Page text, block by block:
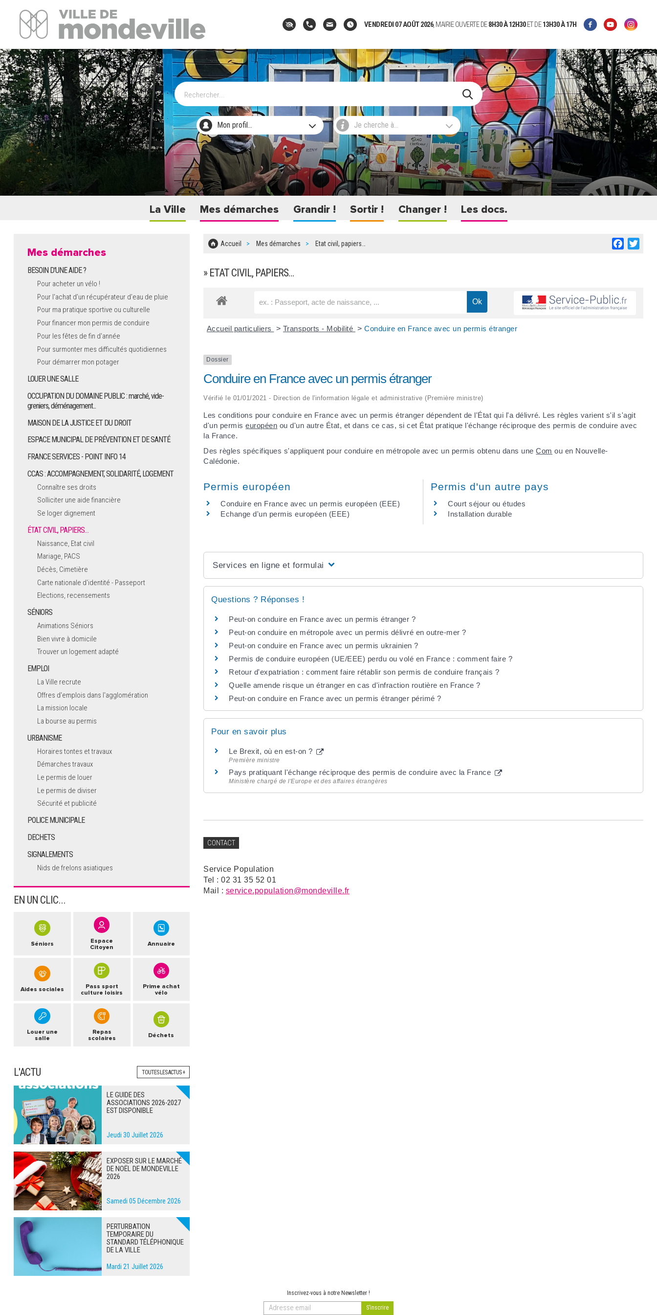
Site Officiel de la ville de Mondeville
VENDREDI 07 AOÛT 2026, MAIRIE OUVERTE DE8H30 À 12H30ET DE13H30 À 17H
Mon profil... Je cherche à...
La Ville Mes démarches Grandir ! Sortir ! Changer ! Les docs.
Facebook
Accueil Mes démarches Etat civil, papiers…
» ETAT CIVIL, PAPIERS…
Accueil particuliers > Transports - Mobilité > Conduire en France avec un permis étranger
Dossier
Conduire en France avec un permis étranger
Vérifié le 01/01/2021 - Direction de l'information légale et administrative (Première ministre)
Les conditions pour conduire en France avec un permis étranger dépendent de l'État qui l'a délivré. Les règles varient s'il s'agit
d'un permiseuropéen ou d'un autre État, et dans ce cas, si cet État pratique l'échange réciproque des permis de conduire avec
la France.
Des règles spécifiques s'appliquent pour conduire en métropole avec un permis obtenu dans uneCom ou en Nouvelle-
Calédonie.
Permis européen
Conduire en France avec un permis européen (EEE)
Echange d'un permis européen (EEE)
Permis d'un autre pays
Court séjour ou études
Installation durable
Services en ligne et formulaires
Questions ? Réponses !
Peut-on conduire en France avec un permis étranger ?
Peut-on conduire en métropole avec un permis délivré en outre-mer ?
Peut-on conduire en France avec un permis ukrainien ?
Permis de conduire européen (UE/EEE) perdu ou volé en France : comment faire ?
Retour d'expatriation : comment faire rétablir son permis de conduire français ?
Quelle amende risque un étranger en cas d'infraction routière en France ?
Peut-on conduire en France avec un permis étranger périmé ?
Pour en savoir plus
Le Brexit, où en est-on ?
Première ministre
Pays pratiquant l'échange réciproque des permis de conduire avec la France
Ministère chargé de l'Europe et des affaires étrangères
CONTACT
Service Population
Tel : 02 31 35 52 01
Mail : service.population@mondeville.fr
Mes démarches
BESOIN D'UNE AIDE ?
Pour acheter un vélo !
Pour l'achat d’un récupérateur d’eau de pluie
Pour ma pratique sportive ou culturelle
Pour financer mon permis de conduire
Pour les fêtes de fin d'année
Pour surmonter mes difficultés quotidiennes
Pour démarrer mon potager
LOUER UNE SALLE
OCCUPATION DU DOMAINE PUBLIC : marché, vide-
greniers, déménagement...
MAISON DE LA JUSTICE ET DU DROIT
ESPACE MUNICIPAL DE PRÉVENTION ET DE SANTÉ
FRANCE SERVICES - POINT INFO 14
CCAS : ACCOMPAGNEMENT, SOLIDARITÉ, LOGEMENT
Connaître ses droits
Solliciter une aide financière
Se loger dignement
ÉTAT CIVIL, PAPIERS…
Naissance, Etat civil
Mariage, PACS
Décès, Cimetière
Carte nationale d'identité - Passeport
Elections, recensements
SÉNIORS
Animations Séniors
Bien vivre à domicile
Trouver un logement adapté
EMPLOI
La Ville recrute
Offres d'emplois dans l'agglomération
La mission locale
La bourse au permis
URBANISME
Horaires tontes et travaux
Démarches travaux
Le permis de louer
Le permis de diviser
Sécurité et publicité
POLICE MUNICIPALE
DECHETS
SIGNALEMENTS
Nids de frelons asiatiques
EN UN CLIC...
Séniors
Espace
Citoyen
Annuaire
Aides sociales
Pass sport
culture loisirs
Prime achat
vélo
Louer une
salle
Repas
scolaires
Déchets
L'ACTU TOUTES LES ACTUS +
LE GUIDE DES
ASSOCIATIONS 2026-2027
EST DISPONIBLE
Jeudi 30 Juillet 2026
EXPOSER SUR LE MARCHÉ
DE NOËL DE MONDEVILLE
2026
Samedi 05 Décembre 2026
PERTURBATION
TEMPORAIRE DU
STANDARD TÉLÉPHONIQUE
DE LA VILLE
Mardi 21 Juillet 2026
Inscrivez-vous à notre Newsletter !